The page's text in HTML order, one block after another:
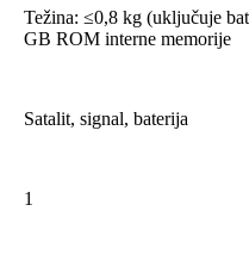
Težina: ≤0,8 kg (uključuje
GB ROM interne memorije
Satalit, signal, baterija
1